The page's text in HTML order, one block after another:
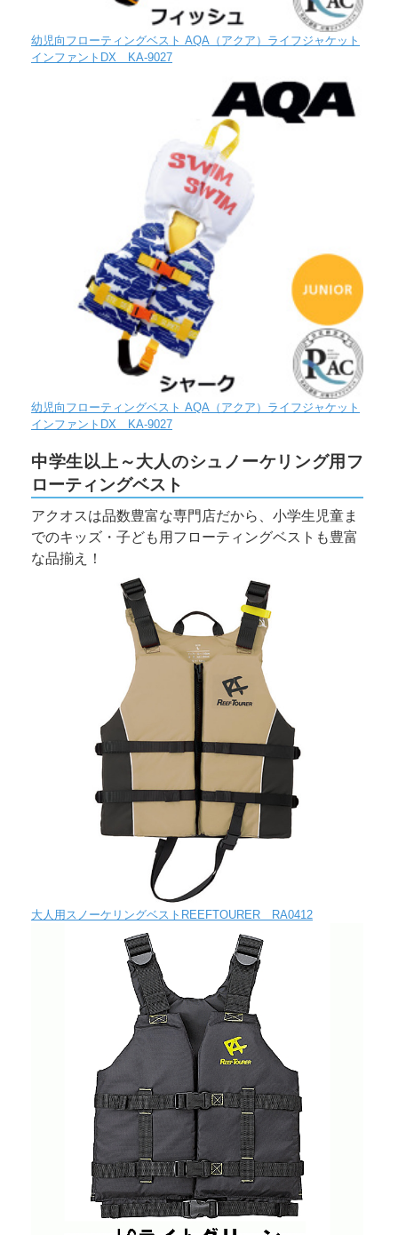
幼児向フローティングベスト AQA（アクア）ライフジャケット
インファントDX KA-9027
幼児向フローティングベスト AQA（アクア）ライフジャケット
インファントDX KA-9027
中学生以上～大人のシュノーケリング用フ
ローティングベスト
アクオスは品数豊富な専門店だから、小学生児童ま
でのキッズ・子ども用フローティングベストも豊富
な品揃え！
大人用スノーケリングベストREEFTOURER RA0412